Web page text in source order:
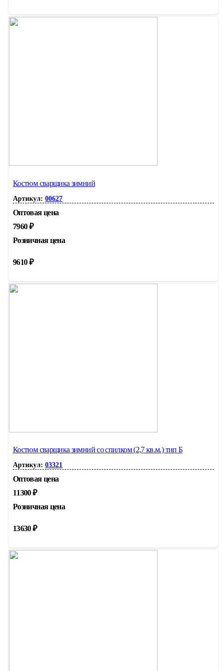
Костюм сварщика зимний
Артикул: 00627
Оптовая цена
7960₽
Розничная цена
9610₽
Костюм сварщика зимний со спилком (2,7 кв.м.) тип Б
Артикул: 03321
Оптовая цена
11300₽
Розничная цена
13630₽